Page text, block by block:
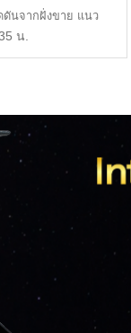
ดันจากฝั่งขาย แนว
[…]น.